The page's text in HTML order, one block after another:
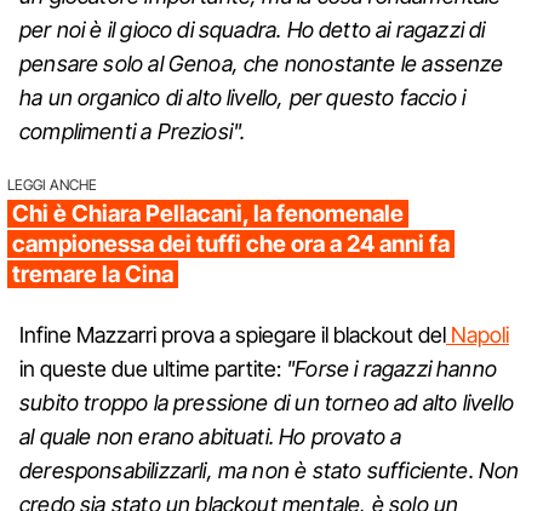
per noi è il gioco di squadra. Ho detto ai ragazzi di
pensare solo al Genoa, che nonostante le assenze
ha un organico di alto livello, per questo faccio i
complimenti a Preziosi".
LEGGI ANCHE
Chi è Chiara Pellacani, la fenomenale
campionessa dei tuffi che ora a 24 anni fa
tremare la Cina
Infine Mazzarri prova a spiegare il blackout del Napoli
in queste due ultime partite: "Forse i ragazzi hanno
subito troppo la pressione di un torneo ad alto livello
al quale non erano abituati. Ho provato a
deresponsabilizzarli, ma non è stato sufficiente. Non
credo sia stato un blackout mentale, è solo un